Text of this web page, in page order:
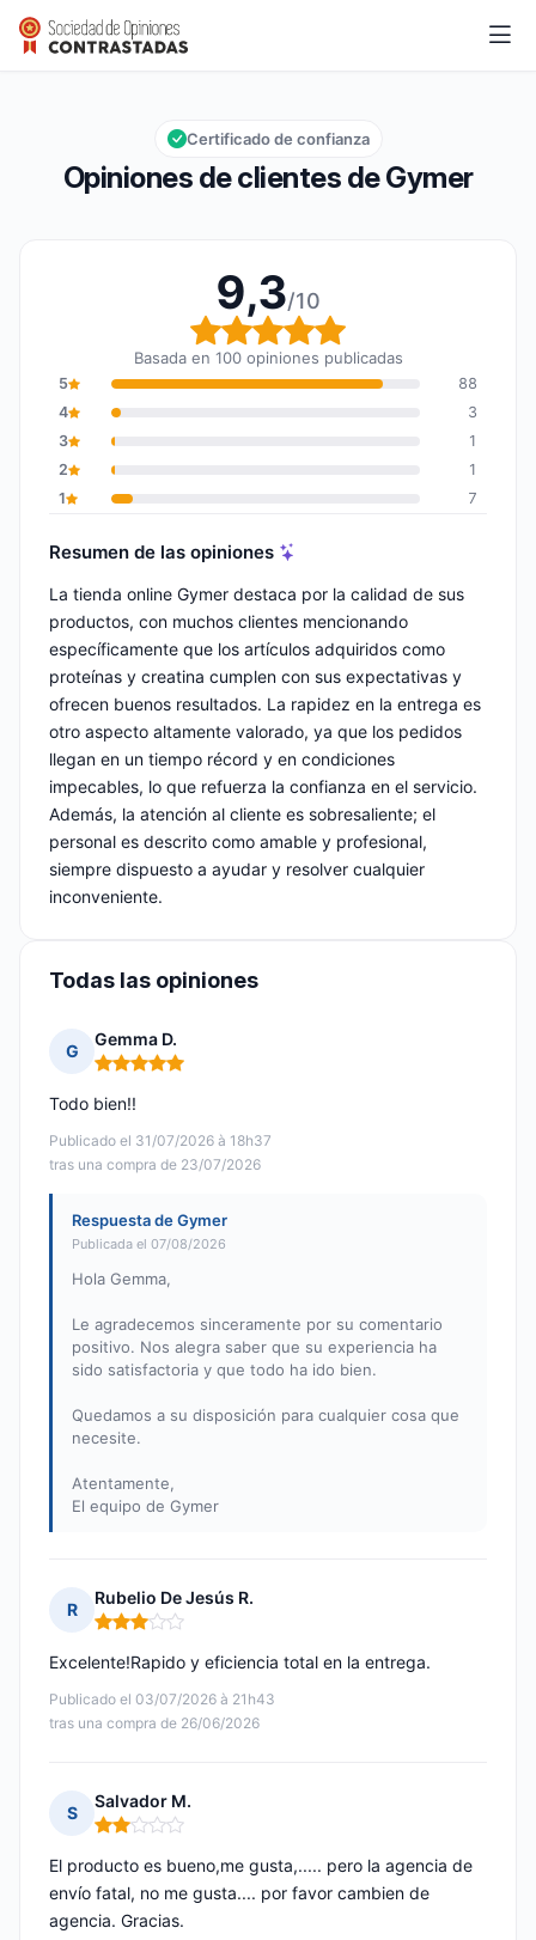
Gymer
Calificación global: 9,3 de 10
9,3/10
Opiniones de clientes de Gymer
Certificado de confianza
9,3/10
Calificación global: 9,3
Basada en 100 opiniones publicadas
5
88
4
3
3
1
2
1
1
7
Resumen de las opiniones
La tienda online Gymer destaca por la calidad de sus
productos, con muchos clientes mencionando
específicamente que los artículos adquiridos como
proteínas y creatina cumplen con sus expectativas y
ofrecen buenos resultados. La rapidez en la entrega es
otro aspecto altamente valorado, ya que los pedidos
llegan en un tiempo récord y en condiciones
impecables, lo que refuerza la confianza en el servicio.
Además, la atención al cliente es sobresaliente; el
personal es descrito como amable y profesional,
siempre dispuesto a ayudar y resolver cualquier
inconveniente.
Todas las opiniones
G
Gemma D.
Nota: 5 de 5
Publicado el 31/07/2026 à 18h37
tras una compra de 23/07/2026
Todo bien!!
Respuesta de Gymer
Publicada el 07/08/2026
Hola Gemma,
Le agradecemos sinceramente por su comentario
positivo. Nos alegra saber que su experiencia ha
sido satisfactoria y que todo ha ido bien.
Quedamos a su disposición para cualquier cosa que
necesite.
Atentamente,
El equipo de Gymer
R
Rubelio De Jesús R.
Nota: 3 de 5
Publicado el 03/07/2026 à 21h43
tras una compra de 26/06/2026
Excelente!Rapido y eficiencia total en la entrega.
S
Salvador M.
Nota: 2 de 5
El producto es bueno,me gusta,..... pero la agencia de
envío fatal, no me gusta.... por favor cambien de
agencia. Gracias.